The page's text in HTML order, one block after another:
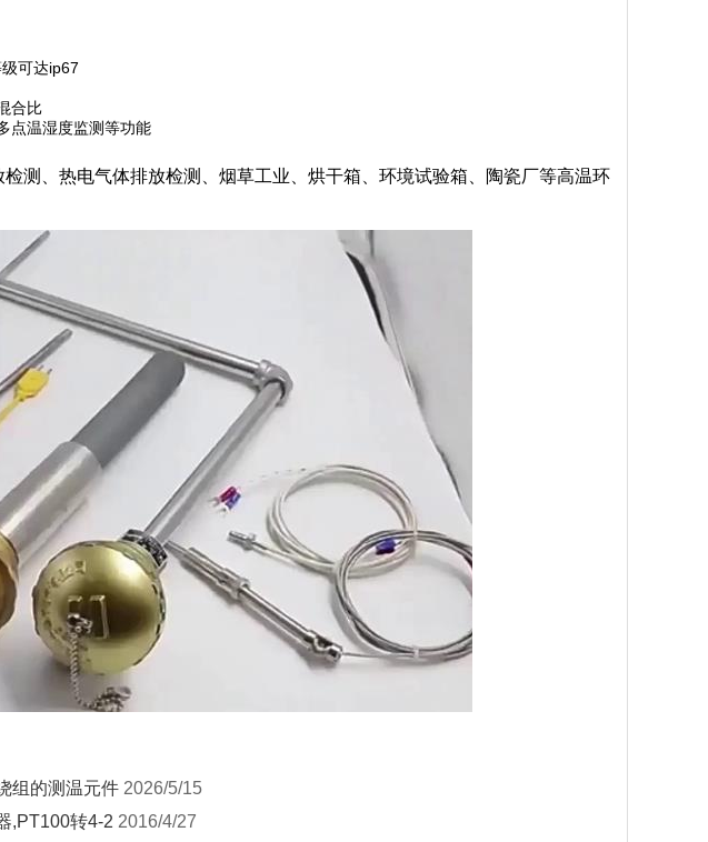
可达ip67
合比
点温湿度监测等功能
测、热电气体排放检测、烟草工业、烘干箱、环境试验箱、陶瓷厂等高温环
组的测温元件 2026/5/15
,PT100转4-2 2016/4/27